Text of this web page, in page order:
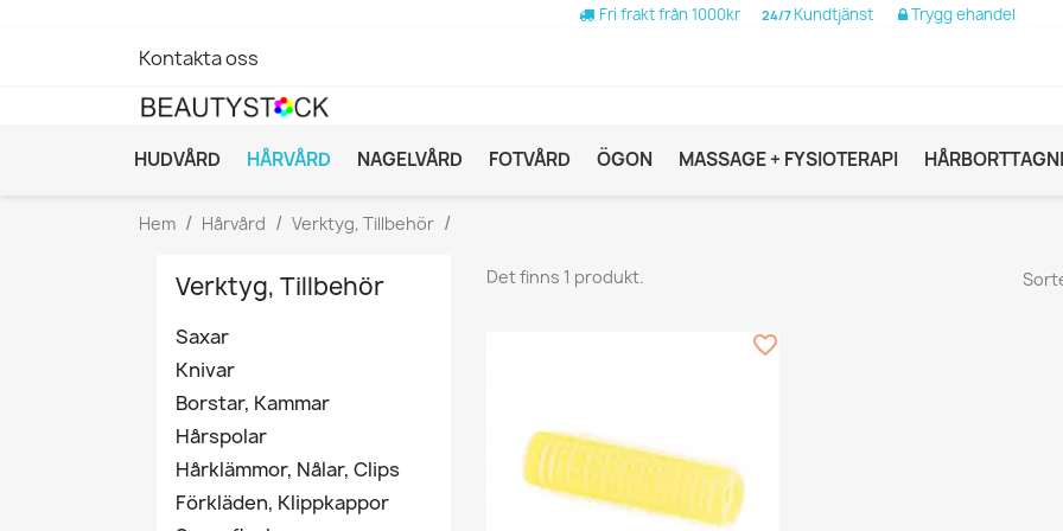
Fri frakt från 1000kr 24/7 Kundtjänst Trygg ehandel
Kontakta oss
HUDVÅRD HÅRVÅRD NAGELVÅRD FOTVÅRD ÖGON MASSAGE + FYSIOTERAPI
Hem Hårvård Verktyg, Tillbehör
Verktyg, Tillbehör
Saxar
Knivar
Borstar, Kammar
Hårspolar
Hårklämmor, Nålar, Clips
Förkläden, Klippkappor
Det finns 1 produkt.
favorite_border